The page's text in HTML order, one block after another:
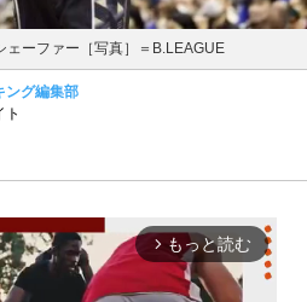
ェーファー［写真］＝B.LEAGUE
ング編集部
ト
arrow_forward_ios もっと読む